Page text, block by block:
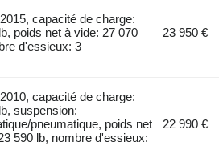
capacité de charge:
poids net à vide: 27 070
d'essieux: 3
23 950 €
capacité de charge:
suspension:
pneumatique, poids net
590 lb, nombre d'essieux:
22 990 €